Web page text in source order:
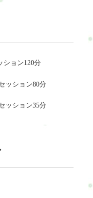
ション120分
ッション80分
ッション35分